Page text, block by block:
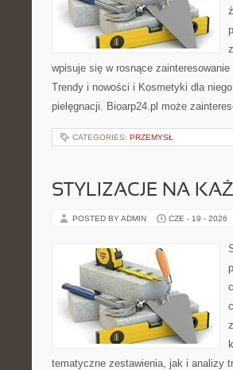
wpisuje się w rosnące
Trendy i nowości i Kosmetyki dla
pielęgnacji. Bioarp24.pl może
CATEGORIES: PRZEMYSŁ
STYLIZACJE NA
POSTED BY ADMIN CZE - 19 - 2026
tematyczne zestawienia, jak i analizy